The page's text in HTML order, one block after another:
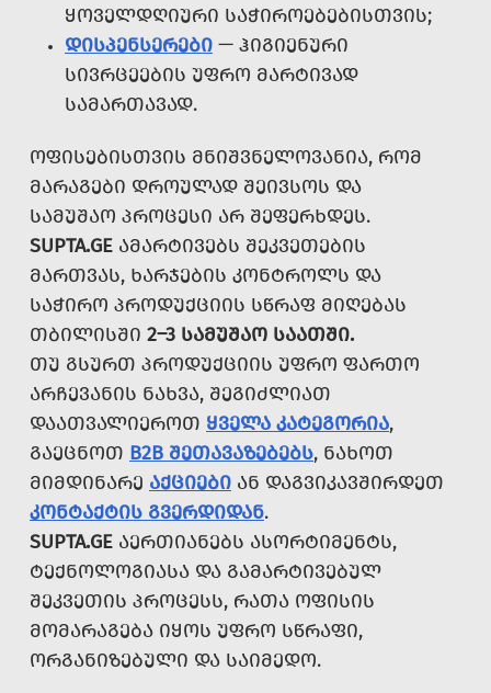
ᲧᲝᲕᲔᲚᲓᲦᲘᲣᲠᲘ ᲡᲐᲭᲘᲠᲝᲔᲑᲔᲑᲘᲡᲗᲕᲘᲡ;
ᲓᲘᲡᲞᲔᲜᲡᲔᲠᲔᲑᲘ — ᲰᲘᲒᲘᲔᲜᲣᲠᲘ
ᲡᲘᲕᲠᲪᲔᲔᲑᲘᲡ ᲣᲤᲠᲝ ᲛᲐᲠᲢᲘᲕᲐᲓ
ᲡᲐᲛᲐᲠᲗᲐᲕᲐᲓ.
ᲝᲤᲘᲡᲔᲑᲘᲡᲗᲕᲘᲡ ᲛᲜᲘᲨᲕᲜᲔᲚᲝᲕᲐᲜᲘᲐ, ᲠᲝᲛ
ᲛᲐᲠᲐᲒᲔᲑᲘ ᲓᲠᲝᲣᲚᲐᲓ ᲨᲔᲘᲕᲡᲝᲡ ᲓᲐ
ᲡᲐᲛᲣᲨᲐᲝ ᲞᲠᲝᲪᲔᲡᲘ ᲐᲠ ᲨᲔᲤᲔᲠᲮᲓᲔᲡ.
SUPTA.GE ᲐᲛᲐᲠᲢᲘᲕᲔᲑᲡ ᲨᲔᲙᲕᲔᲗᲔᲑᲘᲡ
ᲛᲐᲠᲗᲕᲐᲡ, ᲮᲐᲠᲯᲔᲑᲘᲡ ᲙᲝᲜᲢᲠᲝᲚᲡ ᲓᲐ
ᲡᲐᲭᲘᲠᲝ ᲞᲠᲝᲓᲣᲥᲪᲘᲘᲡ ᲡᲬᲠᲐᲤ ᲛᲘᲦᲔᲑᲐᲡ
ᲗᲑᲘᲚᲘᲡᲨᲘ 2–3 ᲡᲐᲛᲣᲨᲐᲝ ᲡᲐᲐᲗᲨᲘ.
ᲗᲣ ᲒᲡᲣᲠᲗ ᲞᲠᲝᲓᲣᲥᲪᲘᲘᲡ ᲣᲤᲠᲝ ᲤᲐᲠᲗᲝ
ᲐᲠᲩᲔᲕᲐᲜᲘᲡ ᲜᲐᲮᲕᲐ, ᲨᲔᲒᲘᲫᲚᲘᲐᲗ
ᲓᲐᲐᲗᲕᲐᲚᲘᲔᲠᲝᲗ ᲧᲕᲔᲚᲐ ᲙᲐᲢᲔᲒᲝᲠᲘᲐ,
ᲒᲐᲔᲪᲜᲝᲗ B2B ᲨᲔᲗᲐᲕᲐᲖᲔᲑᲔᲑᲡ, ᲜᲐᲮᲝᲗ
ᲛᲘᲛᲓᲘᲜᲐᲠᲔ ᲐᲥᲪᲘᲔᲑᲘ ᲐᲜ ᲓᲐᲒᲕᲘᲙᲐᲕᲨᲘᲠᲓᲔᲗ
ᲙᲝᲜᲢᲐᲥᲢᲘᲡ ᲒᲕᲔᲠᲓᲘᲓᲐᲜ.
SUPTA.GE ᲐᲔᲠᲗᲘᲐᲜᲔᲑᲡ ᲐᲡᲝᲠᲢᲘᲛᲔᲜᲢᲡ,
ᲢᲔᲥᲜᲝᲚᲝᲒᲘᲐᲡᲐ ᲓᲐ ᲒᲐᲛᲐᲠᲢᲘᲕᲔᲑᲣᲚ
ᲨᲔᲙᲕᲔᲗᲘᲡ ᲞᲠᲝᲪᲔᲡᲡ, ᲠᲐᲗᲐ ᲝᲤᲘᲡᲘᲡ
ᲛᲝᲛᲐᲠᲐᲒᲔᲑᲐ ᲘᲧᲝᲡ ᲣᲤᲠᲝ ᲡᲬᲠᲐᲤᲘ,
ᲝᲠᲒᲐᲜᲘᲖᲔᲑᲣᲚᲘ ᲓᲐ ᲡᲐᲘᲛᲔᲓᲝ.